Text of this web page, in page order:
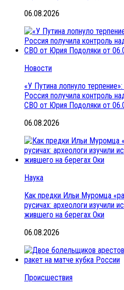
06.08.2026
Новости
«У Путина лопнуло
Россия получила контроль
СВО от Юрия Подоляки от
06.08.2026
Наука
Как предки Ильи Муромца
русичах: археологи изучили
жившего на берегах Оки
06.08.2026
Происшествия